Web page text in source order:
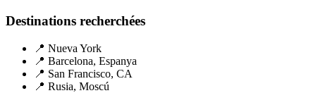
Destinations recherchées
📍 Nueva York
📍 Barcelona, Espanya
📍 San Francisco, CA
📍 Rusia, Moscú